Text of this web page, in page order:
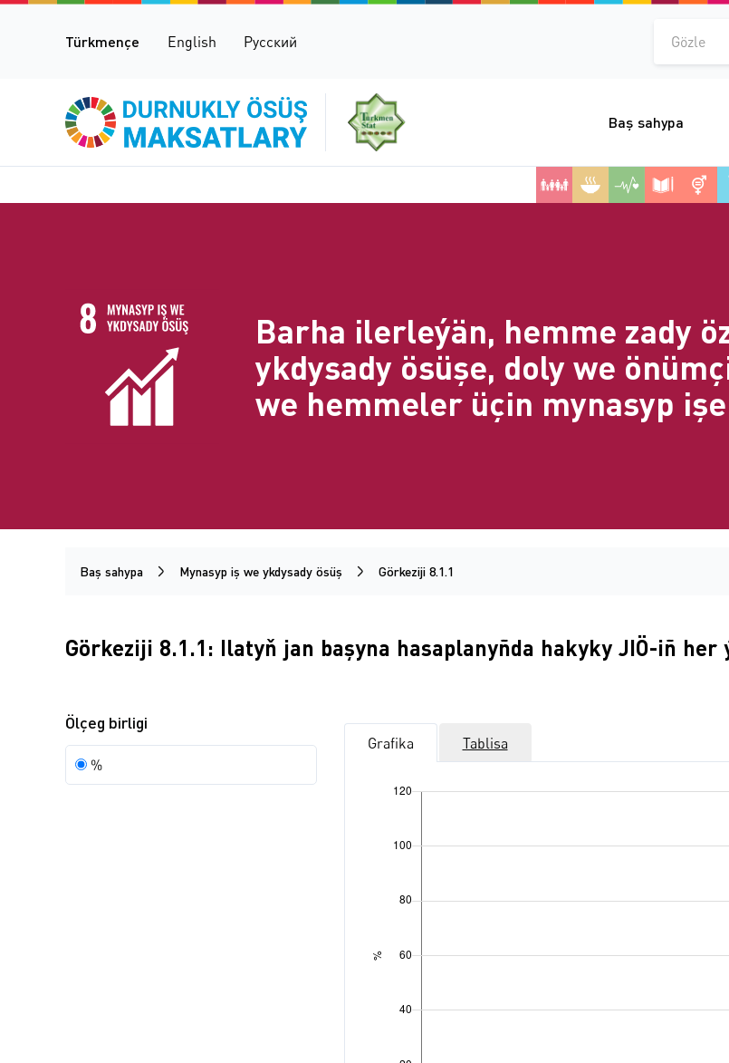
Türkmençe English Русский Gözle
Baş sahypa
Barha ilerleýän, hemme zady
ykdysady ösüşe, doly we
we hemmeler üçin mynasyp
Baş sahypa Mynasyp iş we ykdysady ösüş Görkeziji 8.1.1
Görkeziji 8.1.1: Ilatyň jan başyna hasaplanyñda hakyky JIÖ-iñ her